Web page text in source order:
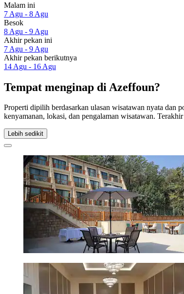
Malam ini
7 Agu - 8 Agu
Besok
8 Agu - 9 Agu
Akhir pekan ini
7 Agu - 9 Agu
Akhir pekan berikutnya
14 Agu - 16 Agu
Tempat menginap di Azeffoun?
Properti dipilih berdasarkan ulasan wisatawan nyata dan
kenyamanan, lokasi, dan pengalaman wisatawan.
Lebih sedikit